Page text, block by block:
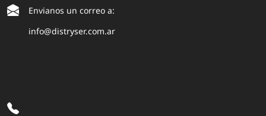
Envianos un correo a:
info@distryser.com.ar